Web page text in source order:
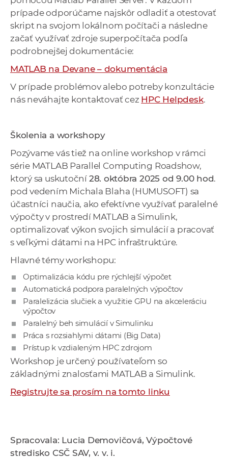
prípade odporúčame najskôr odladiť a otestovať
skript na svojom lokálnom počítači a následne
začať využívať zdroje superpočítača podľa
podrobnejšej dokumentácie:
MATLAB na Devane – dokumentácia
V prípade problémov alebo potreby konzultácie
nás neváhajte kontaktovať cez HPC Helpdesk.
Školenia a workshopy
Pozývame vás tiež na online workshop v rámci
série MATLAB Parallel Computing Roadshow,
ktorý sa uskutoční 28. októbra 2025 od 9.00 hod.
pod vedením Michala Blaha (HUMUSOFT) sa
účastníci naučia, ako efektívne využívať paralelné
výpočty v prostredí MATLAB a Simulink,
optimalizovať výkon svojich simulácií a pracovať
s veľkými dátami na HPC infraštruktúre.
Hlavné témy workshopu:
Optimalizácia kódu pre rýchlejší výpočet
Automatická podpora paralelných výpočtov
Paralelizácia slučiek a využitie GPU na akceleráciu
výpočtov
Paralelný beh simulácií v Simulinku
Práca s rozsiahlymi dátami (Big Data)
Prístup k vzdialeným HPC zdrojom
Workshop je určený používateľom so
základnými znalosťami MATLAB a Simulink.
Registrujte sa prosím na tomto linku
Spracovala: Lucia Demovičová, Výpočtové
stredisko CSČ SAV, v. v. i.